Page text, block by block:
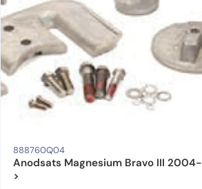
888760Q04
Anodsats Magnesium Bravo III 2004-
>